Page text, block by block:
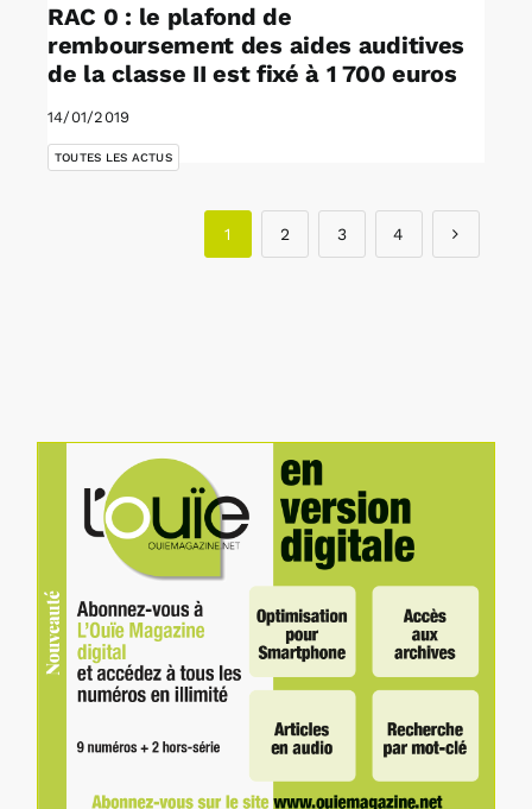
RAC 0 : le plafond de
remboursement des aides auditives
de la classe II est fixé à 1 700 euros
14/01/2019
TOUTES LES ACTUS
1 2 3 4